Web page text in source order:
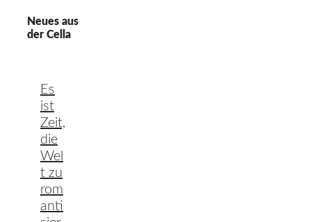
Neues aus
der Cella
Es
ist
Zeit,
die
Wel
t zu
rom
anti